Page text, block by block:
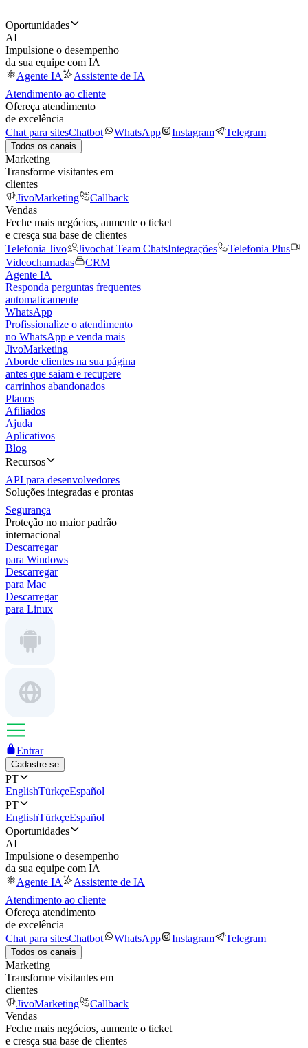
Oportunidades
AI
Impulsione o desempenho
da sua equipe com IA
Agente IA
Assistente de IA
Atendimento ao cliente
Ofereça atendimento
de excelência
Chat para sitesChatbot WhatsApp Instagram Telegram
Todos os canais
Marketing
Transforme visitantes em
clientes
JivoMarketing
Callback
Vendas
Feche mais negócios, aumente o ticket
e cresça sua base de clientes
Telefonia Jivo
Jivochat Team ChatsIntegrações
Telefonia Plus
Videochamadas
CRM
Agente IA
Responda perguntas frequentes
automaticamente
WhatsApp
Profissionalize o atendimento
no WhatsApp e venda mais
JivoMarketing
Aborde clientes na sua página
antes que saiam e recupere
carrinhos abandonados
Planos
Afiliados
Ajuda
Aplicativos
Blog
Recursos
API para desenvolvedores
Soluções integradas e prontas
Segurança
Proteção no maior padrão
internacional
Descarregar
para Windows
Descarregar
para Mac
Descarregar
para Linux
Entrar
Cadastre-se
PT
EnglishTürkçeEspañol
PT
EnglishTürkçeEspañol
Oportunidades
AI
Impulsione o desempenho
da sua equipe com IA
Agente IA
Assistente de IA
Atendimento ao cliente
Ofereça atendimento
de excelência
Chat para sitesChatbot WhatsApp Instagram Telegram
Todos os canais
Marketing
Transforme visitantes em
clientes
JivoMarketing
Callback
Vendas
Feche mais negócios, aumente o ticket
e cresça sua base de clientes